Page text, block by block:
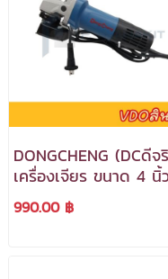
DONGCHENG (DCดีจ
เครื่องเจียร ขนาด 4 นิ้
820 w. รุ่น DSM13-100
***สามารถออกใบกำกับ
990.00 ฿